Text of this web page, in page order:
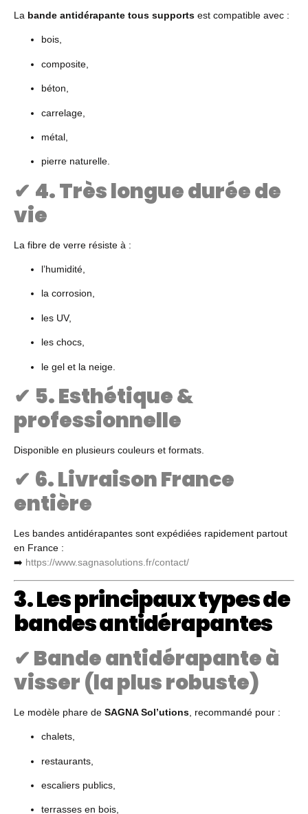
La bande antidérapante tous supports est compatible avec :
bois,
composite,
béton,
carrelage,
métal,
pierre naturelle.
✔ 4. Très longue durée de
vie
La fibre de verre résiste à :
l’humidité,
la corrosion,
les UV,
les chocs,
le gel et la neige.
✔ 5. Esthétique &
professionnelle
Disponible en plusieurs couleurs et formats.
✔ 6. Livraison France
entière
Les bandes antidérapantes sont expédiées rapidement partout
en France :
➡️ https://www.sagnasolutions.fr/contact/
3. Les principaux types de
bandes antidérapantes
✔ Bande antidérapante à
visser (la plus robuste)
Le modèle phare de SAGNA Sol’utions , recommandé pour :
chalets,
restaurants,
escaliers publics,
terrasses en bois,